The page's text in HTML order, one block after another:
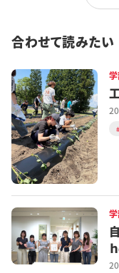
合わせて読みたい